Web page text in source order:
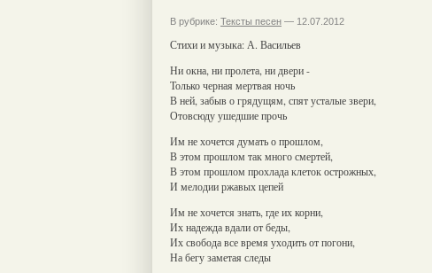
В рубрике: Тексты песен — 12.07.2012
Стихи и музыка: А. Васильев
Ни окна, ни пролета, ни двери -
Только черная мертвая ночь
В ней, забыв о грядущям, спят усталые звери,
Отовсюду ушедшие прочь
Им не хочется думать о прошлом,
В этом прошлом так много смертей,
В этом прошлом прохлада клеток острожных,
И мелодии ржавых цепей
Им не хочется знать, где их корни,
Их надежда вдали от беды,
Их свобода все время уходить от погони,
На бегу заметая следы